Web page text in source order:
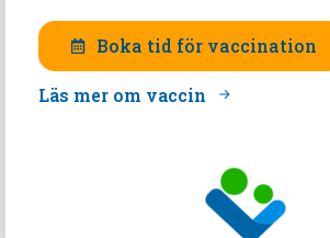
Boka tid för vaccination
Läs mer om vaccin